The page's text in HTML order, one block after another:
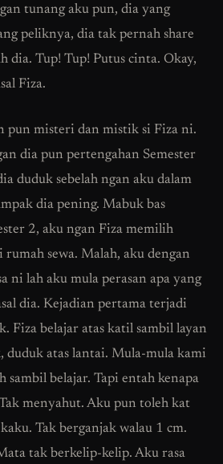
tunang aku pun, dia yang
peliknya, dia tak pernah share
dia. Tup! Tup! Putus cinta. Okay,
Fiza.
pun misteri dan mistik si Fiza ni.
dia pun pertengahan Semester
duduk sebelah ngan aku dalam
dia pening. Mabuk bas
2, aku ngan Fiza memilih
sewa. Malah, aku dengan
ni lah aku mula perasan apa yang
dia. Kejadian pertama terjadi
Fiza belajar atas katil sambil layan
duduk atas lantai. Mula-mula kami
sambil belajar. Tapi entah kenapa
menyahut. Aku pun toleh kat
Tak berganjak walau 1 cm.
tak berkelip-kelip. Aku rasa